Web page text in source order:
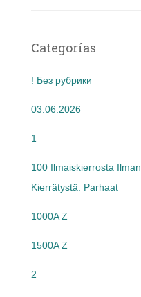
Categorías
! Без рубрики
03.06.2026
1
100 Ilmaiskierrosta Ilman
Kierrätystä: Parhaat
1000A Z
1500A Z
2